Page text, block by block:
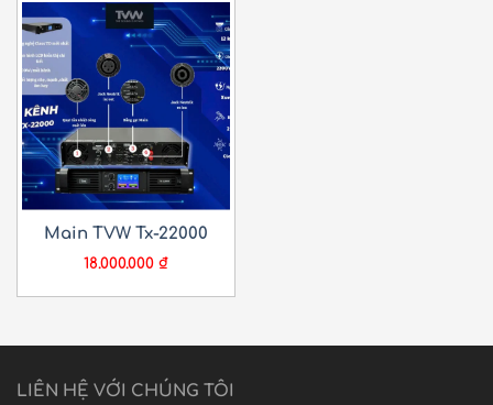
Main TVW Tx-22000
18.000.000 ₫
LIÊN HỆ VỚI CHÚNG TÔI